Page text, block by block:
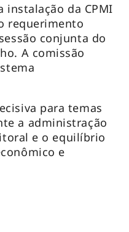
instalação da CPMI
requerimento
conjunta do
A comissão
para temas
a administração
e o equilíbrio
e